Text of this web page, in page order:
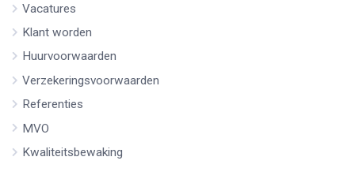
Vacatures
Klant worden
Huurvoorwaarden
Verzekeringsvoorwaarden
Referenties
MVO
Kwaliteitsbewaking